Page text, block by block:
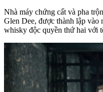
Nhà máy chứng cất và pha
Glen Dee, được thành lập vào
whisky độc quyền thứ hai với